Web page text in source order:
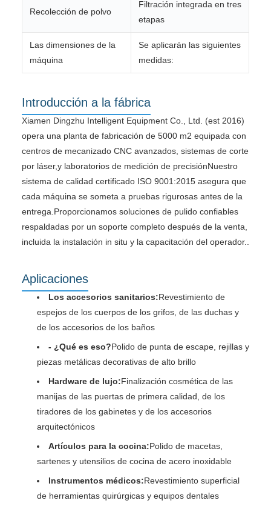
Recolección de polvo
Filtración integrada en tres
etapas
Las dimensiones de la
máquina
Se aplicarán las siguientes
medidas:
Introducción a la fábrica
Xiamen Dingzhu Intelligent Equipment Co., Ltd. (est 2016)
opera una planta de fabricación de 5000 m2 equipada con
centros de mecanizado CNC avanzados, sistemas de corte
por láser,y laboratorios de medición de precisiónNuestro
sistema de calidad certificado ISO 9001:2015 asegura que
cada máquina se someta a pruebas rigurosas antes de la
entrega.Proporcionamos soluciones de pulido confiables
respaldadas por un soporte completo después de la venta,
incluida la instalación in situ y la capacitación del operador..
Aplicaciones
Los accesorios sanitarios:Revestimiento de
espejos de los cuerpos de los grifos, de las duchas y
de los accesorios de los baños
- ¿Qué es eso?Polido de punta de escape, rejillas y
piezas metálicas decorativas de alto brillo
Hardware de lujo:Finalización cosmética de las
manijas de las puertas de primera calidad, de los
tiradores de los gabinetes y de los accesorios
arquitectónicos
Artículos para la cocina:Polido de macetas,
sartenes y utensilios de cocina de acero inoxidable
Instrumentos médicos:Revestimiento superficial
de herramientas quirúrgicas y equipos dentales